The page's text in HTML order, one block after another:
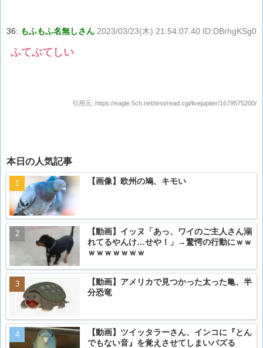
36: もふもふ名無しさん 2023/03/23(木) 21:54:07.40 ID:DBrhgKSg0
ふてぶてしい
引用元: https://eagle.5ch.net/test/read.cgi/livejupiter/1679575200/
本日の人気記事
【画像】欧州の鳩、キモい
【動画】イッヌ「あっ、ワイのご主人さん溺
れてるやんけ…せや！」→驚愕の行動にｗｗ
ｗｗｗｗｗｗｗ
【動画】アメリカで見つかった太った亀、半
分恐竜
【動画】ツイッタラーさん、インコに『とん
でもない音』を覚えさせてしまいバズる